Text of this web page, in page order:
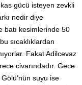
gücü isteyen zevkli
nedir diye
batı kesimlerinde 50
sıcaklıklardan
Fakat Adilcevaz
civarındadır. Gece
suyu ise